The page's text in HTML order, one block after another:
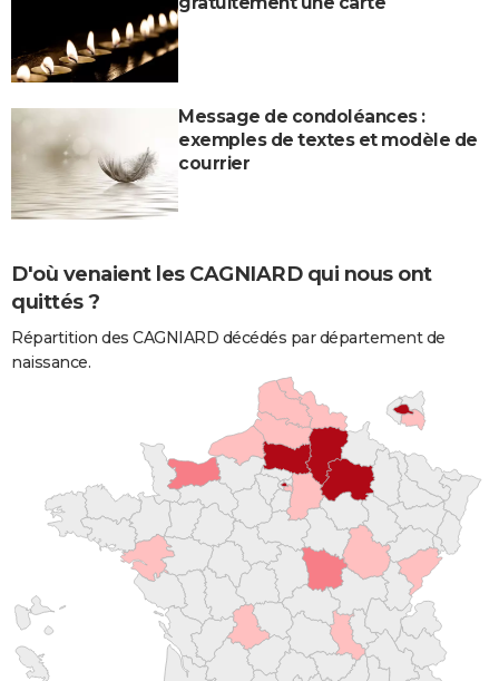
Message de condoléances :
exemples de textes et modèle de
courrier
D'où venaient les CAGNIARD qui nous ont
quittés ?
Répartition des CAGNIARD décédés par département de
naissance.